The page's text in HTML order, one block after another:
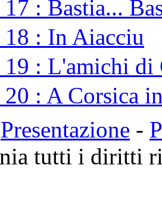
: Bastia...
18 : In Aiacciu
19 : L'amichi di
20 : A Corsica
Presentazione -
tutti i diritti